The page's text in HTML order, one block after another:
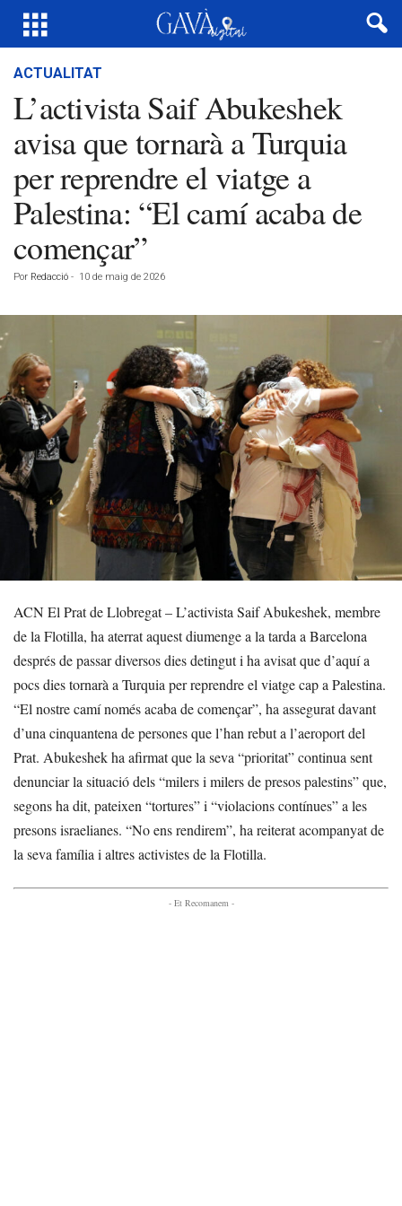
ACTUALITAT
L’activista Saif Abukeshek
avisa que tornarà a Turquia
per reprendre el viatge a
Palestina: “El camí acaba de
començar”
Por Redacció - 10 de maig de 2026
ACN El Prat de Llobregat – L’activista Saif Abukeshek, membre
de la Flotilla, ha aterrat aquest diumenge a la tarda a Barcelona
després de passar diversos dies detingut i ha avisat que d’aquí a
pocs dies tornarà a Turquia per reprendre el viatge cap a Palestina.
“El nostre camí només acaba de començar”, ha assegurat davant
d’una cinquantena de persones que l’han rebut a l’aeroport del
Prat. Abukeshek ha afirmat que la seva “prioritat” continua sent
denunciar la situació dels “milers i milers de presos palestins” que,
segons ha dit, pateixen “tortures” i “violacions contínues” a les
presons israelianes. “No ens rendirem”, ha reiterat acompanyat de
la seva família i altres activistes de la Flotilla.
- Et Recomanem -